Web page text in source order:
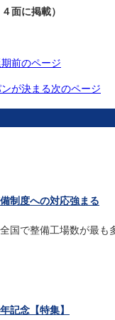
面に掲載）
前のページ
が決まる次のページ
制度への対応強まる
国で整備工場数が最
記念【特集】